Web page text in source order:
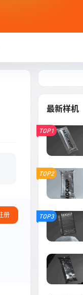
册
最新样机
TOP1
TOP2
TOP3